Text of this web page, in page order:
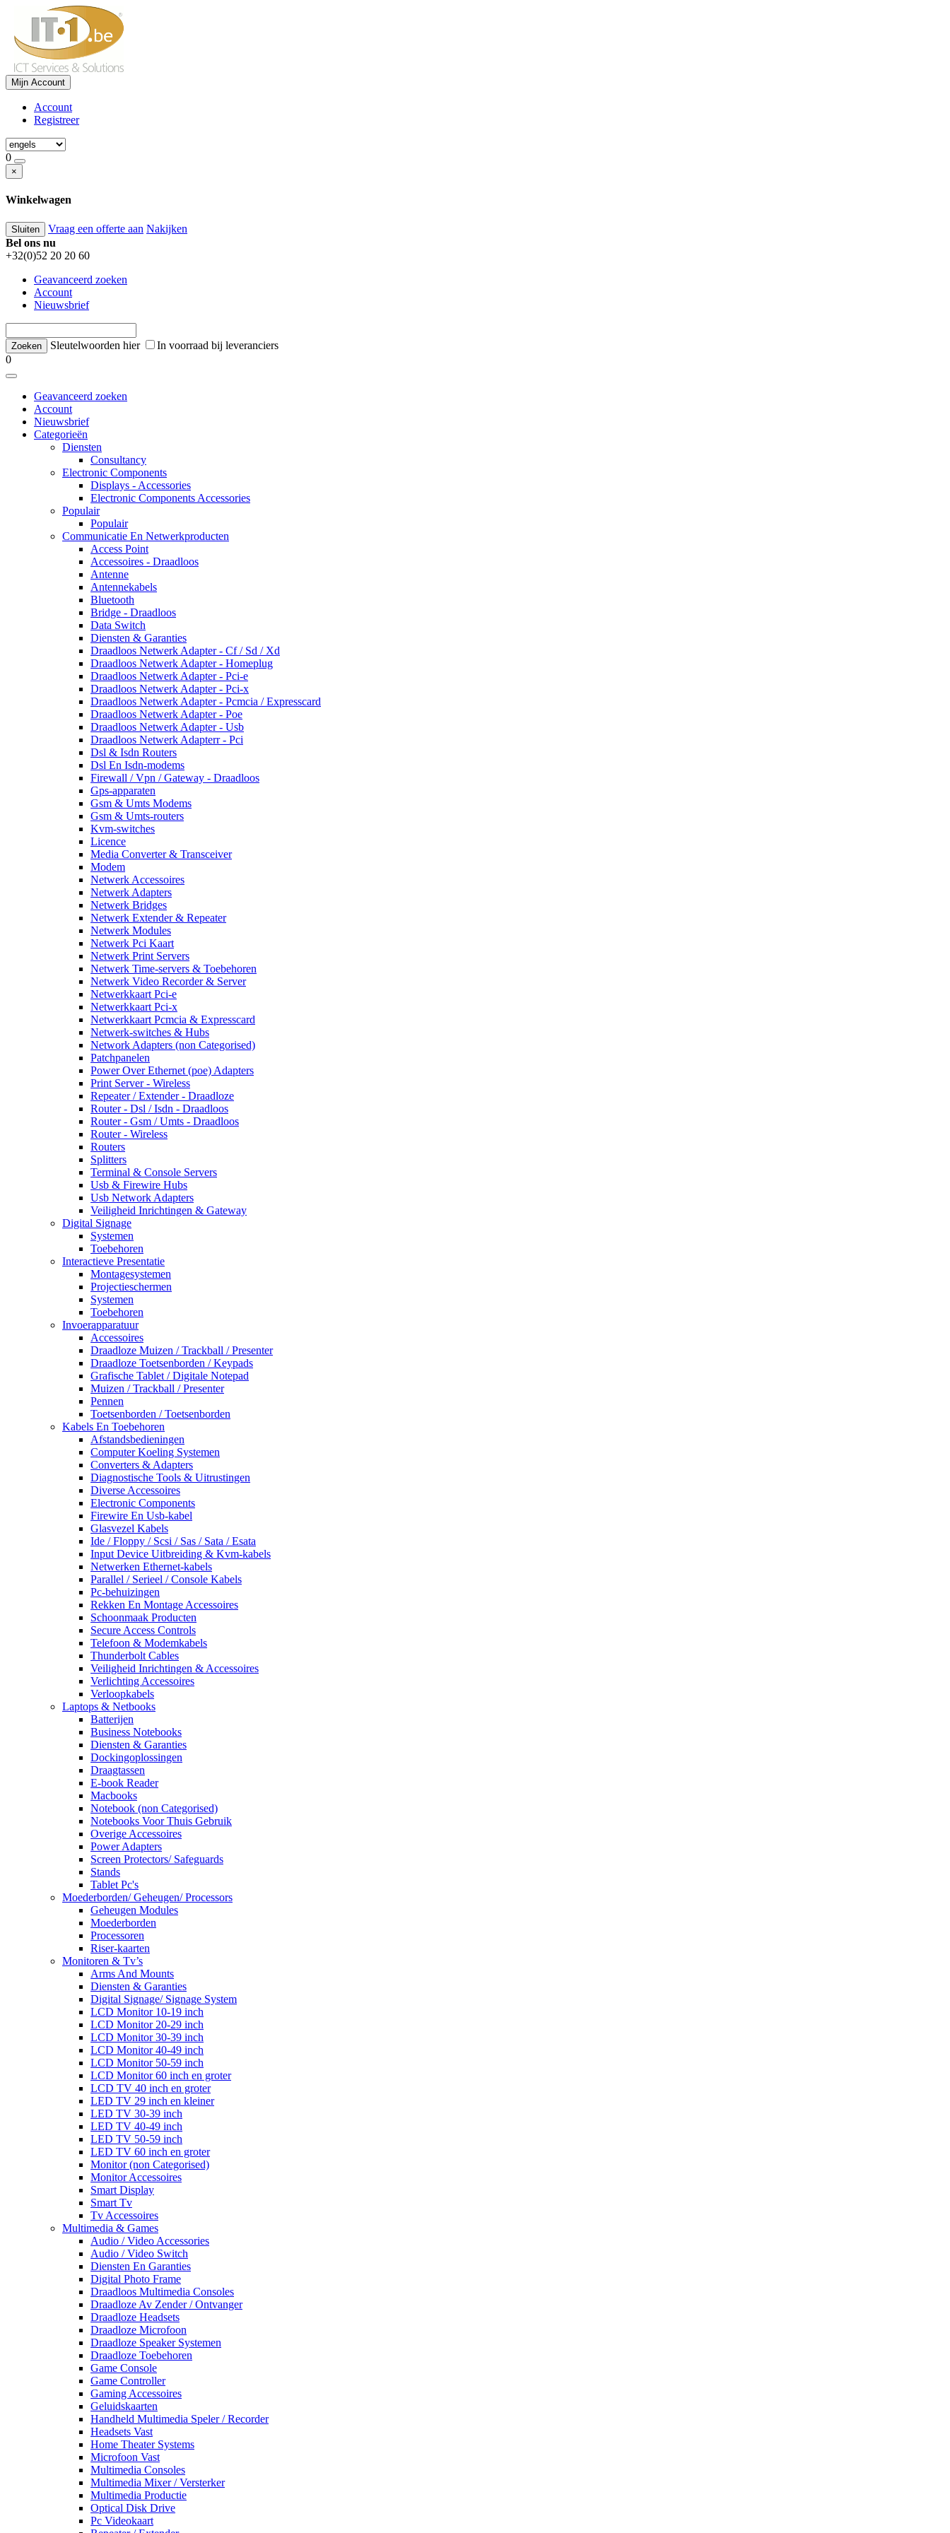
Mijn Account
Account
Registreer
0
×
Winkelwagen
Sluiten Vraag een offerte aan Nakijken
Bel ons nu
+32(0)52 20 20 60
Geavanceerd zoeken
Account
Nieuwsbrief
Sleutelwoorden hier
In voorraad bij leveranciers
0
Geavanceerd zoeken
Account
Nieuwsbrief
Categorieën
Diensten
Consultancy
Electronic Components
Displays - Accessories
Electronic Components Accessories
Populair
Populair
Communicatie En Netwerkproducten
Access Point
Accessoires - Draadloos
Antenne
Antennekabels
Bluetooth
Bridge - Draadloos
Data Switch
Diensten & Garanties
Draadloos Netwerk Adapter - Cf / Sd / Xd
Draadloos Netwerk Adapter - Homeplug
Draadloos Netwerk Adapter - Pci-e
Draadloos Netwerk Adapter - Pci-x
Draadloos Netwerk Adapter - Pcmcia / Expresscard
Draadloos Netwerk Adapter - Poe
Draadloos Netwerk Adapter - Usb
Draadloos Netwerk Adapterr - Pci
Dsl & Isdn Routers
Dsl En Isdn-modems
Firewall / Vpn / Gateway - Draadloos
Gps-apparaten
Gsm & Umts Modems
Gsm & Umts-routers
Kvm-switches
Licence
Media Converter & Transceiver
Modem
Netwerk Accessoires
Netwerk Adapters
Netwerk Bridges
Netwerk Extender & Repeater
Netwerk Modules
Netwerk Pci Kaart
Netwerk Print Servers
Netwerk Time-servers & Toebehoren
Netwerk Video Recorder & Server
Netwerkkaart Pci-e
Netwerkkaart Pci-x
Netwerkkaart Pcmcia & Expresscard
Netwerk-switches & Hubs
Network Adapters (non Categorised)
Patchpanelen
Power Over Ethernet (poe) Adapters
Print Server - Wireless
Repeater / Extender - Draadloze
Router - Dsl / Isdn - Draadloos
Router - Gsm / Umts - Draadloos
Router - Wireless
Routers
Splitters
Terminal & Console Servers
Usb & Firewire Hubs
Usb Network Adapters
Veiligheid Inrichtingen & Gateway
Digital Signage
Systemen
Toebehoren
Interactieve Presentatie
Montagesystemen
Projectieschermen
Systemen
Toebehoren
Invoerapparatuur
Accessoires
Draadloze Muizen / Trackball / Presenter
Draadloze Toetsenborden / Keypads
Grafische Tablet / Digitale Notepad
Muizen / Trackball / Presenter
Pennen
Toetsenborden / Toetsenborden
Kabels En Toebehoren
Afstandsbedieningen
Computer Koeling Systemen
Converters & Adapters
Diagnostische Tools & Uitrustingen
Diverse Accessoires
Electronic Components
Firewire En Usb-kabel
Glasvezel Kabels
Ide / Floppy / Scsi / Sas / Sata / Esata
Input Device Uitbreiding & Kvm-kabels
Netwerken Ethernet-kabels
Parallel / Serieel / Console Kabels
Pc-behuizingen
Rekken En Montage Accessoires
Schoonmaak Producten
Secure Access Controls
Telefoon & Modemkabels
Thunderbolt Cables
Veiligheid Inrichtingen & Accessoires
Verlichting Accessoires
Verloopkabels
Laptops & Netbooks
Batterijen
Business Notebooks
Diensten & Garanties
Dockingoplossingen
Draagtassen
E-book Reader
Macbooks
Notebook (non Categorised)
Notebooks Voor Thuis Gebruik
Overige Accessoires
Power Adapters
Screen Protectors/ Safeguards
Stands
Tablet Pc's
Moederborden/ Geheugen/ Processors
Geheugen Modules
Moederborden
Processoren
Riser-kaarten
Monitoren & Tv’s
Arms And Mounts
Diensten & Garanties
Digital Signage/ Signage System
LCD Monitor 10-19 inch
LCD Monitor 20-29 inch
LCD Monitor 30-39 inch
LCD Monitor 40-49 inch
LCD Monitor 50-59 inch
LCD Monitor 60 inch en groter
LCD TV 40 inch en groter
LED TV 29 inch en kleiner
LED TV 30-39 inch
LED TV 40-49 inch
LED TV 50-59 inch
LED TV 60 inch en groter
Monitor (non Categorised)
Monitor Accessoires
Smart Display
Smart Tv
Tv Accessoires
Multimedia & Games
Audio / Video Accessories
Audio / Video Switch
Diensten En Garanties
Digital Photo Frame
Draadloos Multimedia Consoles
Draadloze Av Zender / Ontvanger
Draadloze Headsets
Draadloze Microfoon
Draadloze Speaker Systemen
Draadloze Toebehoren
Game Console
Game Controller
Gaming Accessoires
Geluidskaarten
Handheld Multimedia Speler / Recorder
Headsets Vast
Home Theater Systems
Microfoon Vast
Multimedia Consoles
Multimedia Mixer / Versterker
Multimedia Productie
Optical Disk Drive
Pc Videokaart